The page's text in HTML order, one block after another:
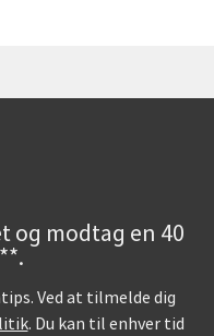
og modtag en 40
Ved at tilmelde dig
. Du kan til enhver tid